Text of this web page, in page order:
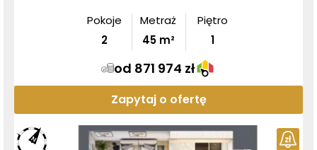
Pokoje
2
Metraż
45m²
Piętro
1
od 871 974 zł
Zapytaj o ofertę